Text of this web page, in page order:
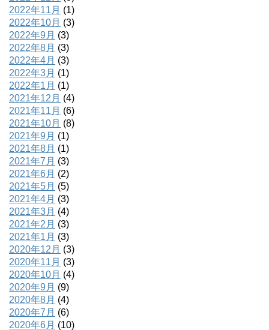
2022年11月 (1)
2022年10月 (3)
2022年9月 (3)
2022年8月 (3)
2022年4月 (3)
2022年3月 (1)
2022年1月 (1)
2021年12月 (4)
2021年11月 (6)
2021年10月 (8)
2021年9月 (1)
2021年8月 (1)
2021年7月 (3)
2021年6月 (2)
2021年5月 (5)
2021年4月 (3)
2021年3月 (4)
2021年2月 (3)
2021年1月 (3)
2020年12月 (3)
2020年11月 (3)
2020年10月 (4)
2020年9月 (9)
2020年8月 (4)
2020年7月 (6)
2020年6月 (10)